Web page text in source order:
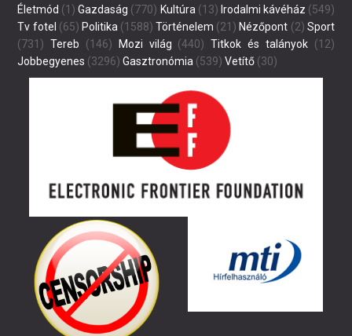
Életmód (1) Gazdaság (770) Kultúra(13) Irodalmi kávéház (549)
Tv fotel (65) Politika(1588) Történelem (21) Nézőpont (2) Sport
(731) Tereb (146) Mozi világ (440) Titkok és talányok(12)
Jobbegyenes (3296) Gasztronómia (539) Vetítő (30)